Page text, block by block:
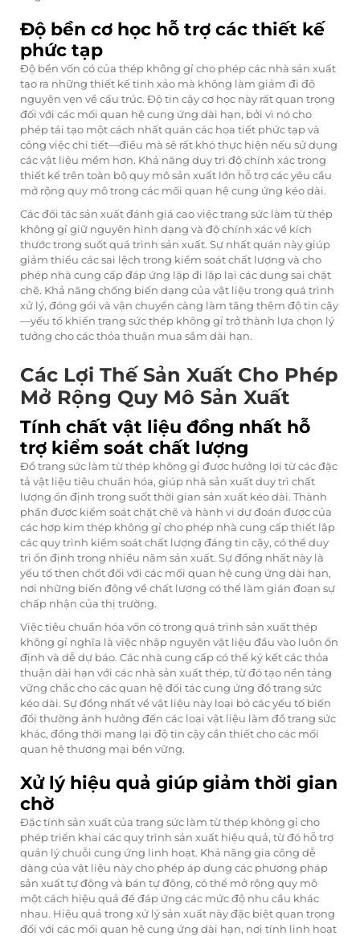
Độ bền cơ học hỗ trợ các thiết kế
phức tạp
Độ bền vốn có của thép không gỉ cho phép các nhà sản xuất
tạo ra những thiết kế tinh xảo mà không làm giảm đi độ
nguyên vẹn về cấu trúc. Độ tin cậy cơ học này rất quan trọng
đối với các mối quan hệ cung ứng dài hạn, bởi vì nó cho
phép tái tạo một cách nhất quán các họa tiết phức tạp và
công việc chi tiết—điều mà sẽ rất khó thực hiện nếu sử dụng
các vật liệu mềm hơn. Khả năng duy trì độ chính xác trong
thiết kế trên toàn bộ quy mô sản xuất lớn hỗ trợ các yêu cầu
mở rộng quy mô trong các mối quan hệ cung ứng kéo dài.
Các đối tác sản xuất đánh giá cao việc trang sức làm từ thép
không gỉ giữ nguyên hình dạng và độ chính xác về kích
thước trong suốt quá trình sản xuất. Sự nhất quán này giúp
giảm thiểu các sai lệch trong kiểm soát chất lượng và cho
phép nhà cung cấp đáp ứng lặp đi lặp lại các dung sai chặt
chẽ. Khả năng chống biến dạng của vật liệu trong quá trình
xử lý, đóng gói và vận chuyển càng làm tăng thêm độ tin cậy
—yếu tố khiến trang sức thép không gỉ trở thành lựa chọn lý
tưởng cho các thỏa thuận mua sắm dài hạn.
Các Lợi Thế Sản Xuất Cho Phép
Mở Rộng Quy Mô Sản Xuất
Tính chất vật liệu đồng nhất hỗ
trợ kiểm soát chất lượng
Đồ trang sức làm từ thép không gỉ được hưởng lợi từ các đặc
tả vật liệu tiêu chuẩn hóa, giúp nhà sản xuất duy trì chất
lượng ổn định trong suốt thời gian sản xuất kéo dài. Thành
phần được kiểm soát chặt chẽ và hành vi dự đoán được của
các hợp kim thép không gỉ cho phép nhà cung cấp thiết lập
các quy trình kiểm soát chất lượng đáng tin cậy, có thể duy
trì ổn định trong nhiều năm sản xuất. Sự đồng nhất này là
yếu tố then chốt đối với các mối quan hệ cung ứng dài hạn,
nơi những biến động về chất lượng có thể làm gián đoạn sự
chấp nhận của thị trường.
Việc tiêu chuẩn hóa vốn có trong quá trình sản xuất thép
không gỉ nghĩa là việc nhập nguyên vật liệu đầu vào luôn ổn
định và dễ dự báo. Các nhà cung cấp có thể ký kết các thỏa
thuận dài hạn với các nhà sản xuất thép, từ đó tạo nền tảng
vững chắc cho các quan hệ đối tác cung ứng đồ trang sức
kéo dài. Sự đồng nhất về vật liệu này loại bỏ các yếu tố biến
đổi thường ảnh hưởng đến các loại vật liệu làm đồ trang sức
khác, đồng thời mang lại độ tin cậy cần thiết cho các mối
quan hệ thương mại bền vững.
Xử lý hiệu quả giúp giảm thời gian
chờ
Đặc tính sản xuất của trang sức làm từ thép không gỉ cho
phép triển khai các quy trình sản xuất hiệu quả, từ đó hỗ trợ
quản lý chuỗi cung ứng linh hoạt. Khả năng gia công dễ
dàng của vật liệu này cho phép áp dụng các phương pháp
sản xuất tự động và bán tự động, có thể mở rộng quy mô
một cách hiệu quả để đáp ứng các mức độ nhu cầu khác
nhau. Hiệu quả trong xử lý sản xuất này đặc biệt quan trọng
đối với các mối quan hệ cung ứng dài hạn, nơi tính linh hoạt